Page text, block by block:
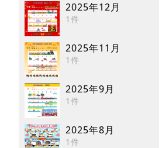
2025年12月
1件
2025年11月
1件
2025年9月
1件
2025年8月
1件